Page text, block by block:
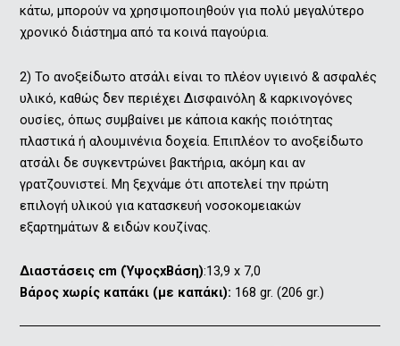
κάτω, μπορούν να χρησιμοποιηθούν για πολύ μεγαλύτερο
χρονικό διάστημα από τα κοινά παγούρια.
2) Το ανοξείδωτο ατσάλι είναι το πλέον υγιεινό & ασφαλές
υλικό, καθώς δεν περιέχει Δισφαινόλη & καρκινογόνες
ουσίες, όπως συμβαίνει με κάποια κακής ποιότητας
πλαστικά ή αλουμινένια δοχεία. Επιπλέον το ανοξείδωτο
ατσάλι δε συγκεντρώνει βακτήρια, ακόμη και αν
γρατζουνιστεί. Μη ξεχνάμε ότι αποτελεί την πρώτη
επιλογή υλικού για κατασκευή νοσοκομειακών
εξαρτημάτων & ειδών κουζίνας.
Διαστάσεις cm (ΎψοςxΒάση):13,9 x 7,0
Βάρος xωρίς καπάκι (με καπάκι): 168 gr. (206 gr.)